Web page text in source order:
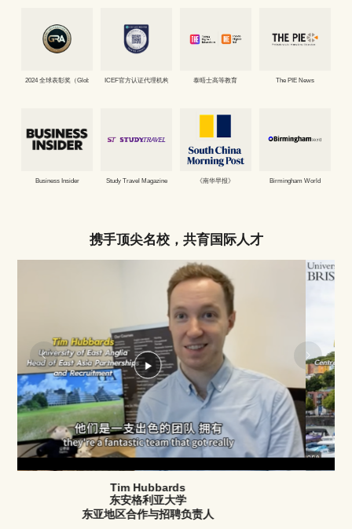
2024 全球表彰奖（Global Recognition Awards）国际教育领域
ICEF官方认证代理机构 泰晤士高等教育 The PIE News
Business Insider Study Travel Magazine 《南华早报》 Birmingham World
携手顶尖名校，共育国际人才
Play
Video
Florencia Migone
布里斯托大学
留学中心官员